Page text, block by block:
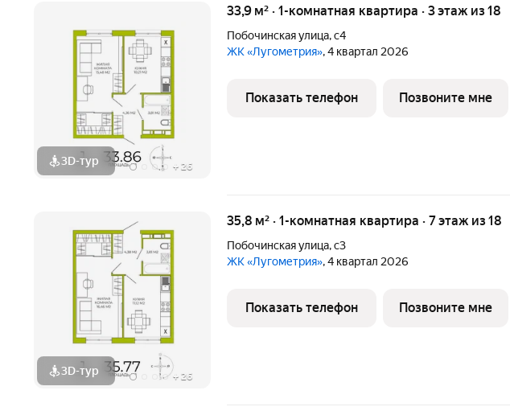
3D-тур + 26
33,9 м² · 1-комнатная квартира · 3 этаж из 18
Побочинская улица,с4
ЖК «Лугометрия», 4 квартал 2026
Показать телефон Позвоните мне
3D-тур + 26
35,8 м² · 1-комнатная квартира · 7 этаж из 18
Побочинская улица,с3
ЖК «Лугометрия», 4 квартал 2026
Показать телефон Позвоните мне